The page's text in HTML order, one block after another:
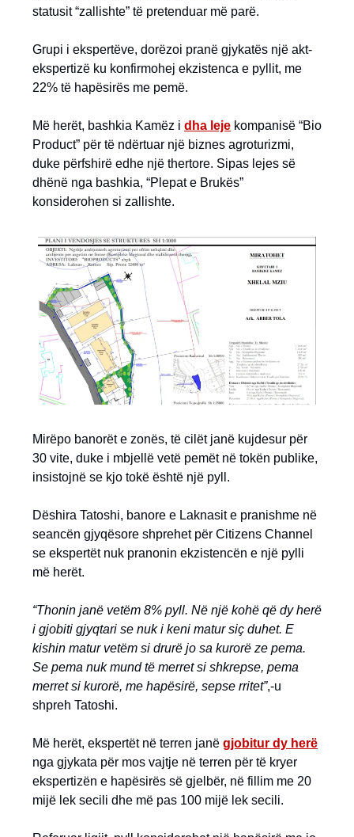
statusit “zallishte” të pretenduar më parë.
Grupi i ekspertëve, dorëzoi pranë gjykatës një akt-
ekspertizë ku konfirmohej ekzistenca e pyllit, me
22% të hapësirës me pemë.
Më herët, bashkia Kamëz i dha leje kompanisë “Bio
Product” për të ndërtuar një biznes agroturizmi,
duke përfshirë edhe një thertore. Sipas lejes së
dhënë nga bashkia, “Plepat e Brukës”
konsiderohen si zallishte.
Mirëpo banorët e zonës, të cilët janë kujdesur për
30 vite, duke i mbjellë vetë pemët në tokën publike,
insistojnë se kjo tokë është një pyll.
Dëshira Tatoshi, banore e Laknasit e pranishme në
seancën gjyqësore shprehet për Citizens Channel
se ekspertët nuk pranonin ekzistencën e një pylli
më herët.
“Thonin janë vetëm 8% pyll. Në një kohë që dy herë
i gjobiti gjyqtari se nuk i keni matur siç duhet. E
kishin matur vetëm si drurë jo sa kurorë ze pema.
Se pema nuk mund të merret si shkrepse, pema
merret si kurorë, me hapësirë, sepse rritet”,-u
shpreh Tatoshi.
Më herët, ekspertët në terren janë gjobitur dy herë
nga gjykata për mos vajtje në terren për të kryer
ekspertizën e hapësirës së gjelbër, në fillim me 20
mijë lek secili dhe më pas 100 mijë lek secili.